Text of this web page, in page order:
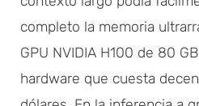
completo la memoria
GPU NVIDIA H100 de 80
hardware que cuesta